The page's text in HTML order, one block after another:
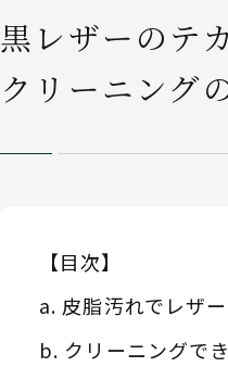
黒レザーのテ
クリーニング
【目次】
皮脂汚れでレザ
クリーニングで